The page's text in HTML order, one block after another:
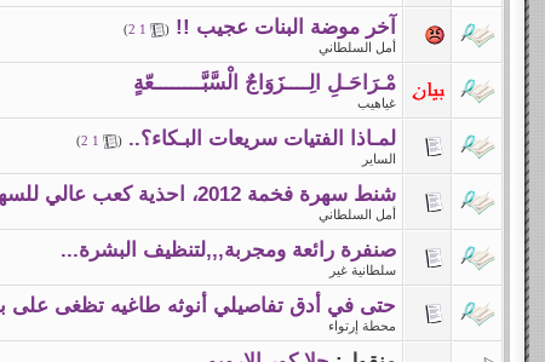
آخر موضة البنات عجيب !! (
1
2
)
أمل السلطاني
مْـرَاحَـلِ الِــــزَوَاجٌ الْسَّبَّــــــــعّةٍ‎
غياهيب
لمـاذا الفتيات سريعات البـكاء؟.. (
1
2
)
الساير
شنط سهرة فخمة 2012، احذية كعب عالي للسهرة 2012
أمل السلطاني
صنفرة رائعة ومجربة,,,لتنظيف البشرة...
سلطانية غير
حتى في أدق تفاصيلي أنوثه طاغيه تظغى على
محطة إرتواء